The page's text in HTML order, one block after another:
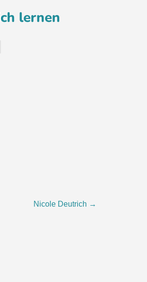
lernen
Nicole Deutrich →